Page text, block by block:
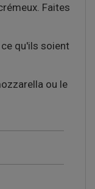
Faites
qu'ils soient
ou le